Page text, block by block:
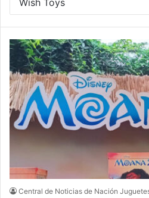
Central de Noticias de Nación